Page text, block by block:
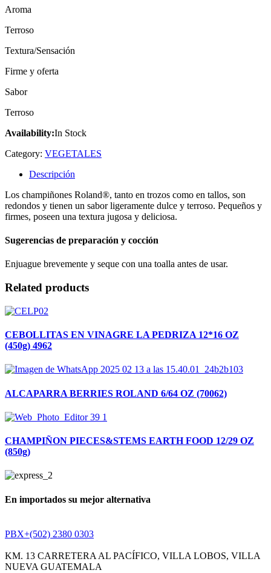
Aroma
Terroso
Textura/Sensación
Firme y oferta
Sabor
Terroso
Availability:In Stock
Category: VEGETALES
Descripción
Los champiñones Roland®, tanto en trozos como en tallos, son
redondos y tienen un sabor ligeramente dulce y terroso. Pequeños y
firmes, poseen una textura jugosa y deliciosa.
Sugerencias de preparación y cocción
Enjuague brevemente y seque con una toalla antes de usar.
Related products
CEBOLLITAS EN VINAGRE LA PEDRIZA 12*16 OZ
(450g) 4962
ALCAPARRA BERRIES ROLAND 6/64 OZ (70062)
CHAMPIÑON PIECES&STEMS EARTH FOOD 12/29 OZ
(850g)
En importados su mejor alternativa
PBX+(502) 2380 0303
KM. 13 CARRETERA AL PACÍFICO, VILLA LOBOS, VILLA
NUEVA GUATEMALA